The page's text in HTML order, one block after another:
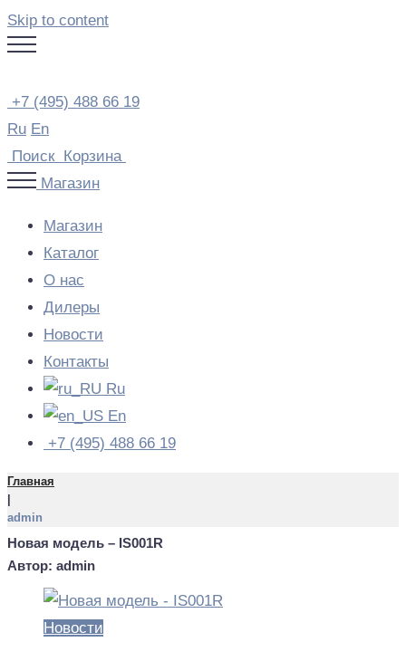
Skip to content
+7 (495) 488 66 19
Ru En
Поиск Корзина
Магазин
Магазин
Каталог
О нас
Дилеры
Новости
Контакты
Ru
En
+7 (495) 488 66 19
Главная
admin
Новая модель – IS001R
Автор: admin
Новости